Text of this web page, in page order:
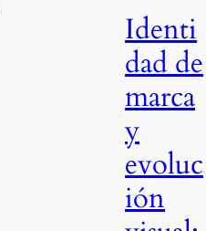
Identi
dad de
marca
y
evoluc
ión